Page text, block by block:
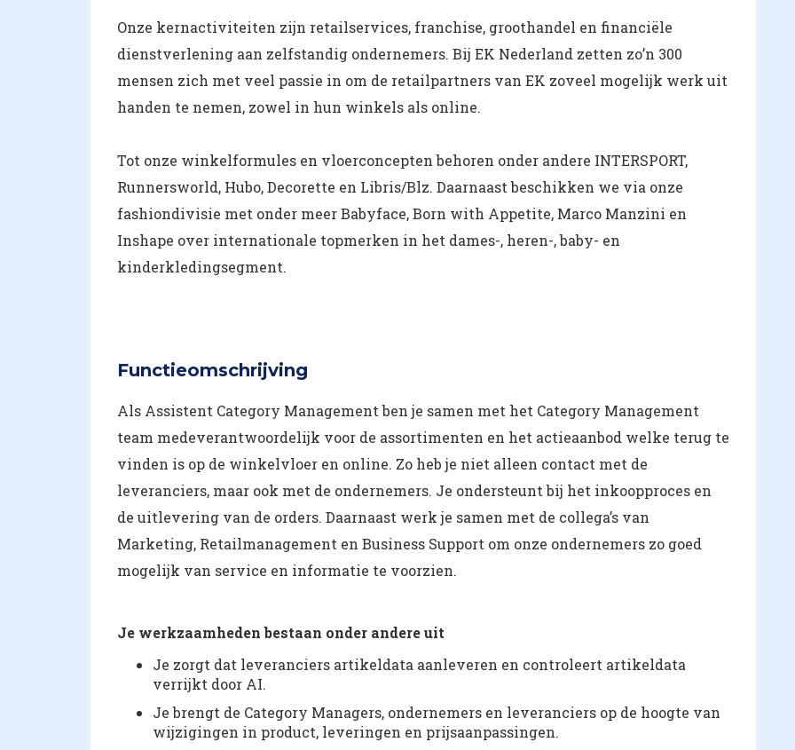
Onze kernactiviteiten zijn retailservices, franchise, groothandel en financiële
dienstverlening aan zelfstandig ondernemers. Bij EK Nederland zetten zo’n 300
mensen zich met veel passie in om de retailpartners van EK zoveel mogelijk werk uit
handen te nemen, zowel in hun winkels als online.
Tot onze winkelformules en vloerconcepten behoren onder andere INTERSPORT,
Runnersworld, Hubo, Decorette en Libris/Blz. Daarnaast beschikken we via onze
fashiondivisie met onder meer Babyface, Born with Appetite, Marco Manzini en
Inshape over internationale topmerken in het dames-, heren-, baby- en
kinderkledingsegment.
Functieomschrijving
Als Assistent Category Management ben je samen met het Category Management
team medeverantwoordelijk voor de assortimenten en het actieaanbod welke terug te
vinden is op de winkelvloer en online. Zo heb je niet alleen contact met de
leveranciers, maar ook met de ondernemers. Je ondersteunt bij het inkoopproces en
de uitlevering van de orders. Daarnaast werk je samen met de collega’s van
Marketing, Retailmanagement en Business Support om onze ondernemers zo goed
mogelijk van service en informatie te voorzien.
Je werkzaamheden bestaan onder andere uit
Je zorgt dat leveranciers artikeldata aanleveren en controleert artikeldata
verrijkt door AI.
Je brengt de Category Managers, ondernemers en leveranciers op de hoogte van
wijzigingen in product, leveringen en prijsaanpassingen.